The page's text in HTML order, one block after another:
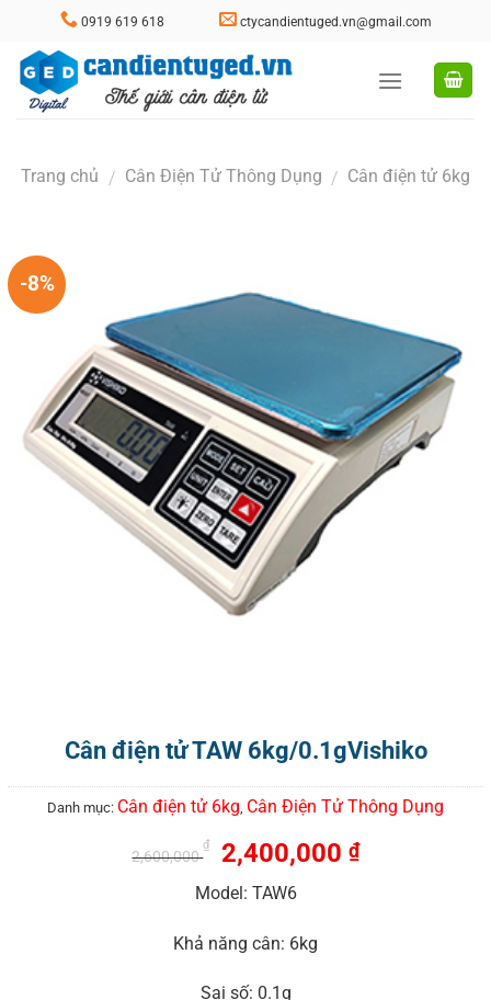
content
0919 619 618 ctycandientuged.vn@gmail.com
Trang chủ / Cân Điện Tử Thông Dụng / Cân điện tử 6kg
-8%
Cân điện tử TAW 6kg/0.1gVishiko
Danh mục: Cân điện tử 6kg, Cân Điện Tử Thông Dụng
2,600,000
₫ 2,400,000 ₫
Model: TAW6
Khả năng cân: 6kg
Sai số: 0.1g